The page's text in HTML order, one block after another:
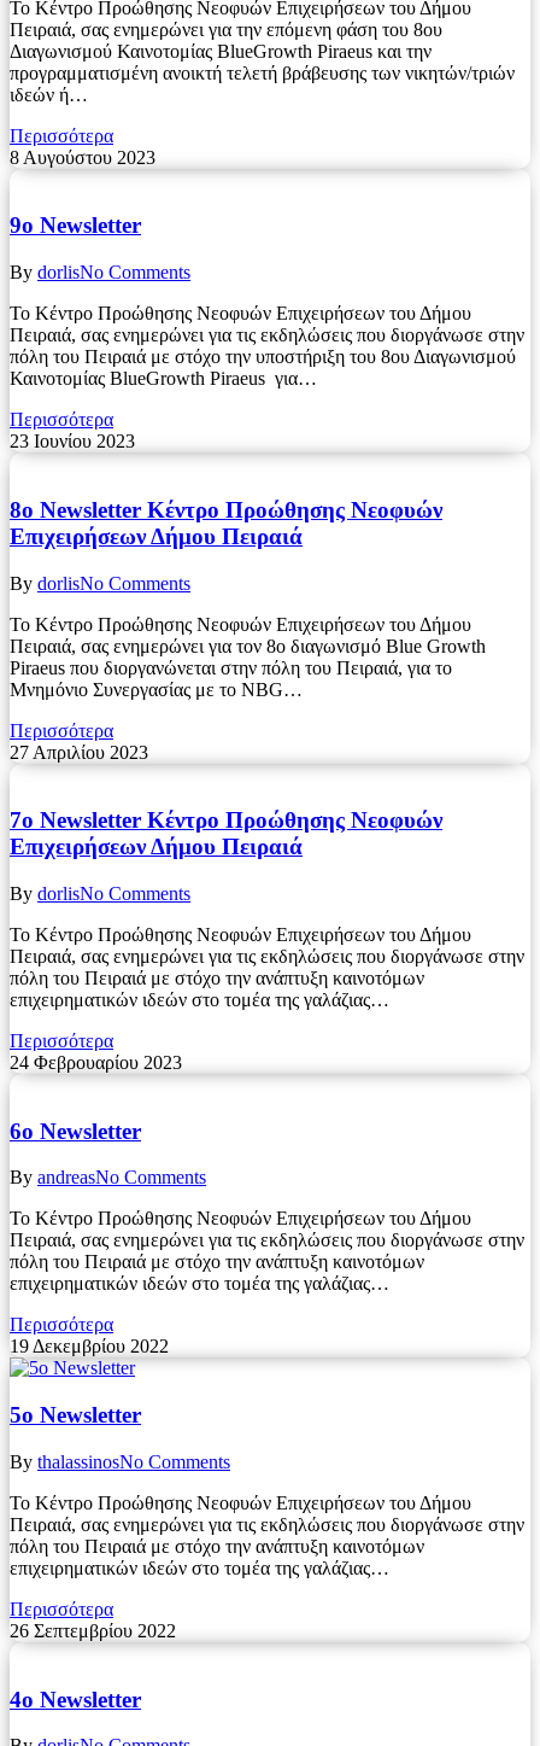
Το Κέντρο Προώθησης Νεοφυών Επιχειρήσεων του Δήμου
Πειραιά, σας ενημερώνει για την επόμενη φάση του 8ου
Διαγωνισμού Καινοτομίας BlueGrowth Piraeus και την
προγραμματισμένη ανοικτή τελετή βράβευσης των νικητών/τριών
ιδεών ή…
Περισσότερα
8 Αυγούστου 2023
9o Newsletter
By dorlisNo Comments
Το Κέντρο Προώθησης Νεοφυών Επιχειρήσεων του Δήμου
Πειραιά, σας ενημερώνει για τις εκδηλώσεις που διοργάνωσε στην
πόλη του Πειραιά με στόχο την υποστήριξη του 8ου Διαγωνισμού
Καινοτομίας BlueGrowth Piraeus για…
Περισσότερα
23 Ιουνίου 2023
8ο Newsletter Κέντρο Προώθησης Νεοφυών
Επιχειρήσεων Δήμου Πειραιά
By dorlisNo Comments
Το Κέντρο Προώθησης Νεοφυών Επιχειρήσεων του Δήμου
Πειραιά, σας ενημερώνει για τον 8ο διαγωνισμό Blue Growth
Piraeus που διοργανώνεται στην πόλη του Πειραιά, για το
Μνημόνιο Συνεργασίας με το NBG…
Περισσότερα
27 Απριλίου 2023
7ο Newsletter Κέντρο Προώθησης Νεοφυών
Επιχειρήσεων Δήμου Πειραιά
By dorlisNo Comments
Το Κέντρο Προώθησης Νεοφυών Επιχειρήσεων του Δήμου
Πειραιά, σας ενημερώνει για τις εκδηλώσεις που διοργάνωσε στην
πόλη του Πειραιά με στόχο την ανάπτυξη καινοτόμων
επιχειρηματικών ιδεών στο τομέα της γαλάζιας…
Περισσότερα
24 Φεβρουαρίου 2023
6ο Newsletter
By andreasNo Comments
Το Κέντρο Προώθησης Νεοφυών Επιχειρήσεων του Δήμου
Πειραιά, σας ενημερώνει για τις εκδηλώσεις που διοργάνωσε στην
πόλη του Πειραιά με στόχο την ανάπτυξη καινοτόμων
επιχειρηματικών ιδεών στο τομέα της γαλάζιας…
Περισσότερα
19 Δεκεμβρίου 2022
5ο Newsletter
By thalassinosNo Comments
Το Κέντρο Προώθησης Νεοφυών Επιχειρήσεων του Δήμου
Πειραιά, σας ενημερώνει για τις εκδηλώσεις που διοργάνωσε στην
πόλη του Πειραιά με στόχο την ανάπτυξη καινοτόμων
επιχειρηματικών ιδεών στο τομέα της γαλάζιας…
Περισσότερα
26 Σεπτεμβρίου 2022
4ο Newsletter